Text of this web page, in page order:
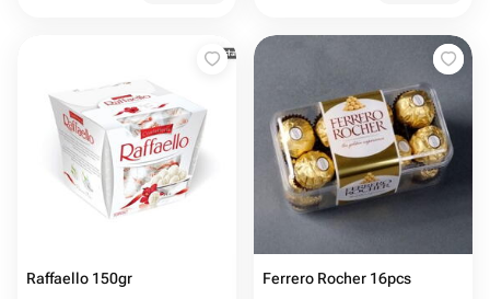
Raffaello 150gr Ferrero Rocher 16pcs